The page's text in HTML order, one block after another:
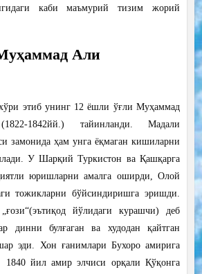
каби маъмурий тизим жорий
Али
этиб унинг 12 ёшли ўғли Муҳаммад
1842йй.) тайинланди. Мадали
замонида ҳам унга ёқмаган кишиларни
У Шарқий Туркистон ва Қашқарга
юришларни амалга оширди, Олой
тожикларни бўйсиндиришга эришди.
йўлидаги курашчи) деб
динни булғаган ва худодан қайтган
эди. Хон ғанимлари Бухоро амирига
1840 йил амир элчиси орқали Қўқонга